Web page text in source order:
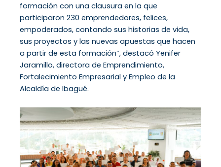
formación con una clausura en la que
participaron 230 emprendedores, felices,
empoderados, contando sus historias de vida,
sus proyectos y las nuevas apuestas que hacen
a partir de esta formación”, destacó Yenifer
Jaramillo, directora de Emprendimiento,
Fortalecimiento Empresarial y Empleo de la
Alcaldía de Ibagué.